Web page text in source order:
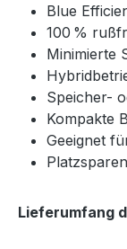
Blue
100 %
Minimierte
Speicher-
Kompakte
Geeignet
Lieferumfang